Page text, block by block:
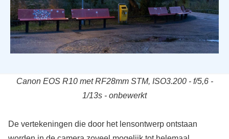
Canon EOS R10 met RF28mm STM, ISO3.200 - f/5,6 -
1/13s - onbewerkt
De vertekeningen die door het lensontwerp ontstaan